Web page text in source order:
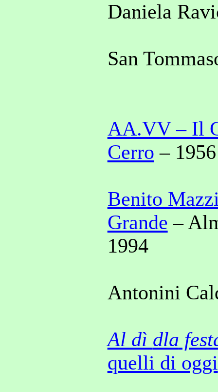
Daniela
San
AA.VV – Il
Cerro –
Benito
Grande –
1994
Antonini
Al dì dla
quelli di oggi